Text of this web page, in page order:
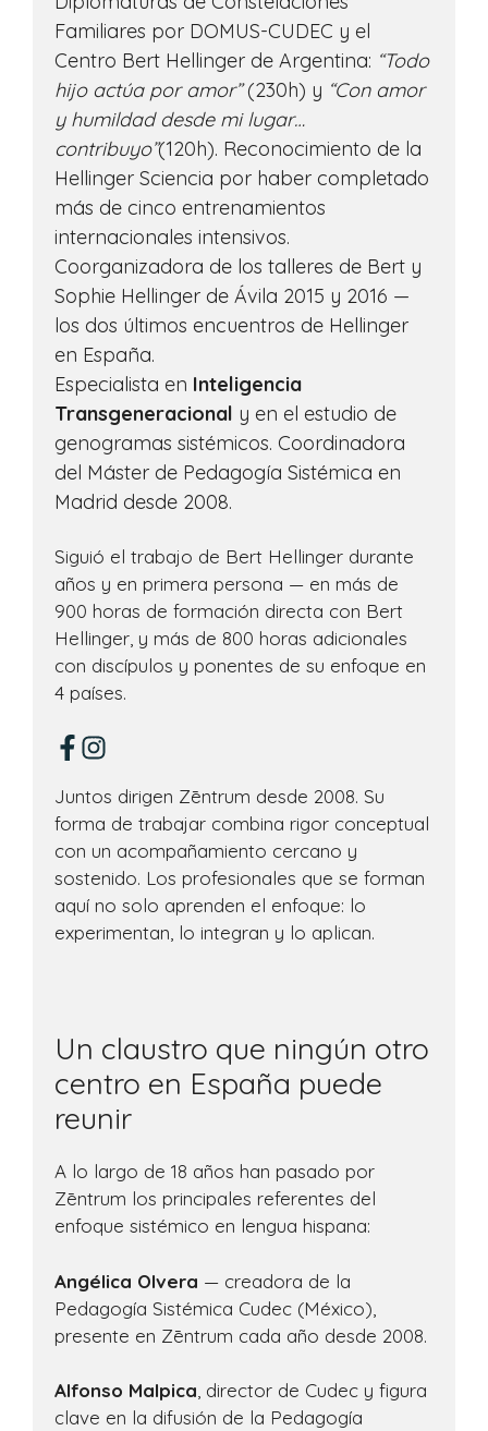
Familiares por DOMUS-CUDEC y el
Centro Bert Hellinger de Argentina: “Todo
hijo actúa por amor”(230h) y “Con amor
y humildad desde mi lugar…
contribuyo”(120h). Reconocimiento de la
Hellinger Sciencia por haber completado
más de cinco entrenamientos
internacionales intensivos.
Coorganizadora de los talleres de Bert y
Sophie Hellinger de Ávila 2015 y 2016 —
los dos últimos encuentros de Hellinger
en España.
Especialista en Inteligencia
Transgeneracional y en el estudio de
genogramas sistémicos. Coordinadora
del Máster de Pedagogía Sistémica en
Madrid desde 2008.
Siguió el trabajo de Bert Hellinger durante
años y en primera persona — en más de
900 horas de formación directa con Bert
Hellinger, y más de 800 horas adicionales
con discípulos y ponentes de su enfoque en
4 países.
Juntos dirigen Zēntrum desde 2008. Su
forma de trabajar combina rigor conceptual
con un acompañamiento cercano y
sostenido. Los profesionales que se forman
aquí no solo aprenden el enfoque: lo
experimentan, lo integran y lo aplican.
Un claustro que ningún otro
centro en España puede
reunir
A lo largo de 18 años han pasado por
Zēntrum los principales referentes del
enfoque sistémico en lengua hispana:
Angélica Olvera — creadora de la
Pedagogía Sistémica Cudec (México),
presente en Zēntrum cada año desde 2008.
Alfonso Malpica, director de Cudec y figura
clave en la difusión de la Pedagogía